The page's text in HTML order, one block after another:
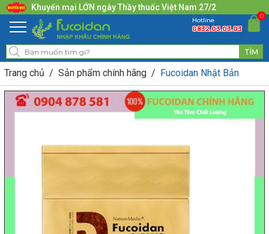
Khuyến mại LỚN ngày Thầy thuốc Việt Nam 27/2
0
Hotline
0832.03.03.03
Trang chủ Sản phẩm chính hãng Fucoidan Nhật Bản